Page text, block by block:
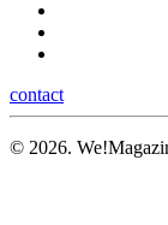
contact
© 2026.